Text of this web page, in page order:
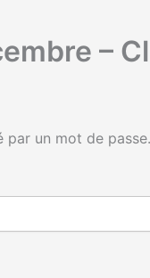
–
par un mot de